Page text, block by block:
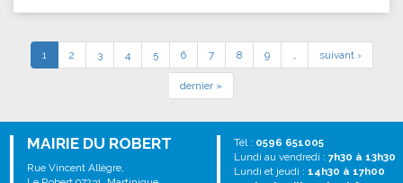
1 2 3 4 5 6 7 8 9 … suivant ›
dernier »
MAIRIE DU ROBERT
Rue Vincent Allègre,
Tél : 0596 651005
Lundi au vendredi : 7h30 à 13h30
Lundi et jeudi : 14h30 à 17h00